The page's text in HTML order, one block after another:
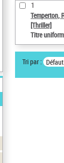
1
Temperton,
[Thriller]
Titre
Tri par : Défaut